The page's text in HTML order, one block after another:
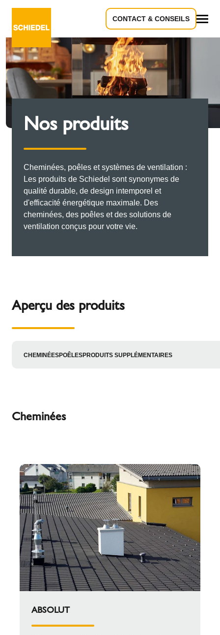
CONTACT & CONSEILS
Nos produits
Cheminées, poêles et systèmes de ventilation :
Les produits de Schiedel sont synonymes de
qualité durable, de design intemporel et
d'efficacité énergétique maximale. Des
cheminées, des poêles et des solutions de
ventilation conçus pour votre vie.
Aperçu des produits
CHEMINÉESPOÊLESPRODUITS SUPPLÉMENTAIRES
Cheminées
ABSOLUT